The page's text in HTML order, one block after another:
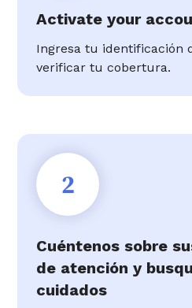
Activate your
Ingresa tu identificación
verificar tu cobertura.
2
Cuéntenos sobre
de atención y
cuidados